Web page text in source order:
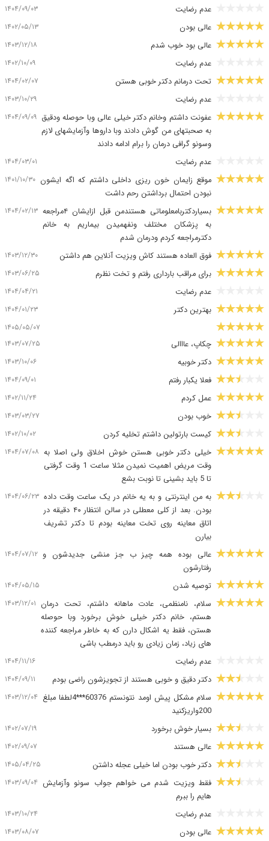
عدم رضایت ۱۴۰۴/۰۹/۰۳
عالی بودن ۱۴۰۲/۰۵/۱۳
عالی بود خوب شدم ۱۴۰۳/۱۲/۱۸
عدم رضایت ۱۴۰۲/۱۰/۰۹
تحت درمانم دکتر خوبی هستن ۱۴۰۴/۰۲/۰۷
عدم رضایت ۱۴۰۳/۱۰/۲۹
عفونت داشتم وخانم دکتر خیلی عالی وبا حوصله ودقیق
به صحبتهای من گوش دادند وبا داروها وآزمایشهای لازم
وسونو گرافی درمان را برام ادامه دادند
۱۴۰۴/۰۹/۰۹
عدم رضایت ۱۴۰۴/۰۳/۰۱
موقع زایمان خون ریزی داخلی داشتم که اگه ایشون
نبودن احتمال برداشتن رحم داشت
۱۴۰۱/۱۰/۳۰
بسیاردکتربامعلوماتی هستندمن قبل ازایشان ۴مراجعه
به پزشکان مختلف ونفهمیدن بیماریم به خانم
دکترمراجعه کردم ودرمان شدم
۱۴۰۴/۰۲/۱۳
فوق العاده هستند کاش ویزیت آنلاین هم داشتن ۱۴۰۳/۱۲/۳۰
برای مراقب بارداری رفتم و تخت نظرم ۱۴۰۳/۰۶/۲۵
عدم رضایت ۱۴۰۴/۰۴/۲۱
بهترین دکتر
۱۴۰۴/۰۱/۲۳
۱۴۰۵/۰۵/۰۷
چکاپ، عااالی ۱۴۰۳/۰۷/۲۵
دکتر خوبیه ۱۴۰۳/۱۰/۰۶
فعلا یکبار رفتم ۱۴۰۴/۰۹/۰۱
عمل کردم ۱۴۰۲/۱۱/۲۴
خوب بودن ۱۴۰۳/۰۳/۲۷
کیست بارتولین داشتم تخلیه کردن ۱۴۰۲/۱۰/۰۲
خیلی دکتر خوبی هستن خوش اخلاق ولی اصلا به
وقت مریض اهمیت نمیدن مثلا ساعت 1 وقت گرفتی
تا 5 باید بشینی تا نوبت بشع
۱۴۰۴/۰۷/۰۸
به من اینترنتی و به یه خانم در یک ساعت وقت داده
بودن. بعد از کلی معطلی در سالن انتظار ۴۰ دقیقه در
اتاق معاینه روی تخت معاینه بودم تا دکتر تشریف
بیارن ‍️‍️
۱۴۰۴/۰۶/۲۳
عالی بوده همه چیز ب جز منشی جدیدشون و
رفتارشون
۱۴۰۴/۰۷/۱۲
توصیه شدن ۱۴۰۴/۰۵/۱۵
سلام، نامنظمی، عادت ماهانه داشتم، تحت درمان
هستم، خانم دکتر خیلی خوش برخورد وبا حوصله
هستن، فقط یه اشکال دارن که به خاطر مراجعه کننده
های زیاد، زمان زیادی رو باید درمطب باشی
۱۴۰۳/۱۲/۰۱
عدم رضایت ۱۴۰۴/۱۱/۱۶
دکتر دقیق و خوبی هستند از تجویزشون راضی بودم ۱۴۰۴/۰۹/۱۱
سلام مشکل پیش اومد نتونستم 60376***4لطفا مبلغ
200واریزکنید
۱۴۰۳/۱۲/۰۴
بسیار خوش برخورد ۱۴۰۲/۰۷/۱۹
عالی هستند ۱۴۰۲/۰۹/۰۷
دکتر خوب بودن اما خیلی عجله داشتن ۱۴۰۵/۰۴/۲۵
فقط ویزیت شدم می خواهم جواب سونو وآزمایش
هایم را ببرم
۱۴۰۳/۰۹/۰۴
عدم رضایت ۱۴۰۳/۱۰/۲۴
عالی بودن ۱۴۰۳/۰۸/۰۷